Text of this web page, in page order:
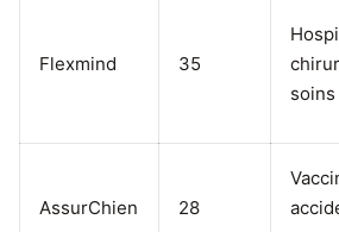
Flexmind 35
AssurChien 28